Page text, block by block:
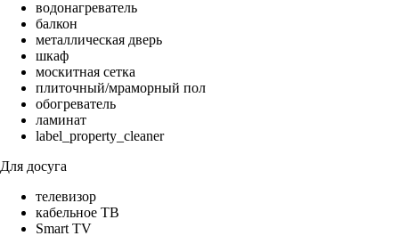
водонагреватель
балкон
металлическая дверь
шкаф
москитная сетка
плиточный/мраморный пол
обогреватель
ламинат
label_property_cleaner
Для досуга
телевизор
кабельное ТВ
Smart TV